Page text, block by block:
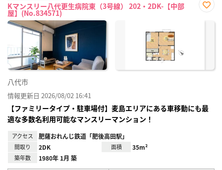
Kマンスリー八代更生病院東（3号線） 202・2DK-【中部
屋】(No.834571)
に入
八代市
情報更新日 2026/08/02 16:41
【ファミリータイプ・駐車場付】麦島エリアにある車移動にも最
適な多数名利用可能なマンスリーマンション！
アクセス 肥薩おれんじ鉄道「肥後高田駅」
間取り 2DK 面積 35m²
築年数 1980年 1月 築